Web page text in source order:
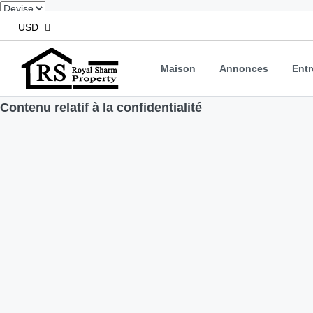
USD
Maison Annonces
Contenu relatif à la confidentialité